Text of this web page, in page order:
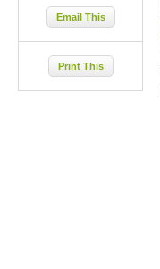
Email This
Print This